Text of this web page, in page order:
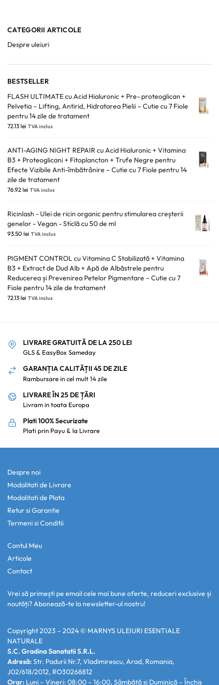
CATEGORII ARTICOLE
Despre uleiuri
BESTSELLER
FLASH ULTIMATE cu Acid Hialuronic + Pre- proteoglican +
Pelvetia – Lifting, Antirid, Hidratarea Pielii – Cutie cu 7 Fiole
pentru 14 zile de tratament
72.13 lei TVA inclus
ANTI-AGING NIGHT REPAIR cu Acid Hialuronic + Vitamina
B3 + Proteoglicani + Fitoplancton + Trufe Negre pentru
Efecte Vizibile Anti-îmbătrânire – Cutie cu 7 Fiole pentru 14
zile de tratament
76.92 lei TVA inclus
Ricinlash - Ulei de ricin organic pentru stimularea creșterii
genelor - Vegan - Sticlă cu 50 de ml
93.50 lei TVA inclus
PIGMENT CONTROL cu Vitamina C Stabilizată + Vitamina
B3 + Extract de Dud Alb + Apă de Albăstrele pentru
Reducerea și Prevenirea Petelor Pigmentare – Cutie cu 7
Fiole pentru 14 zile de tratament
72.13 lei TVA inclus
LIVRARE GRATUITĂ DE LA 250 LEI
GLS & EasyBox Sameday
GARANȚIA CALITĂȚII 45 DE ZILE
Rambursare in cel mult 14 zile
LIVRARE ÎN 25 DE ȚĂRI
Livram in toata Europa
Plati 100% Securizate
Plati prin Payu & la Livrare
Despre noi
Modalitati de Livrare
Modalitati de Plata
Retur si Garantie
Termeni si Conditii
Contul Meu
Articole
Contact
Vrei să primești pe email cele mai bune oferte, reduceri exclusive și
noutăți? Abonează-te la newsletter-ul nostru!
Copyright 2023 – 2024 © MARNYS ULEIURI ESENTIALE
NATURALE
S.C. Gradina Sanatatii S.R.L.
Adresă: Str. Padurii Nr.7, Vladimirescu, Arad, Romania,
J02/618/2012, RO30268812
Orar: Luni – Vineri: 08:00 – 16:00, Sâmbătă și Duminică – Închis